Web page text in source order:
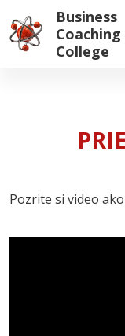
Business
Coaching
College
Pozrite si video